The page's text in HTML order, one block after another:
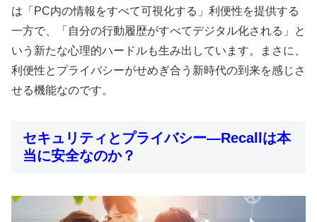
は「PC内の情報をすべて可視化する」利便性を提供する
一方で、「自分の行動履歴がすべてデジタル化される」と
いう新たな心理的ハードルも生み出しています。まさに、
利便性とプライバシーがせめぎ合う新時代の到来を感じさ
せる機能なのです。
セキュリティとプライバシー—Recallは本
当に安全なのか？